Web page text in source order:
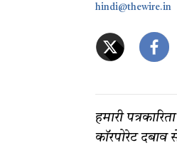
hindi@thewire.in
हमारी
कॉरपोरेट